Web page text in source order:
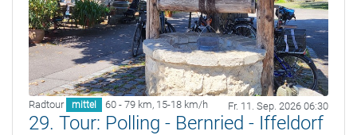
Radtour mittel 60 - 79 km, 15-18 km/h Fr. 11. Sep. 2026 06:30
29. Tour: Polling - Bernried - Iffeldorf